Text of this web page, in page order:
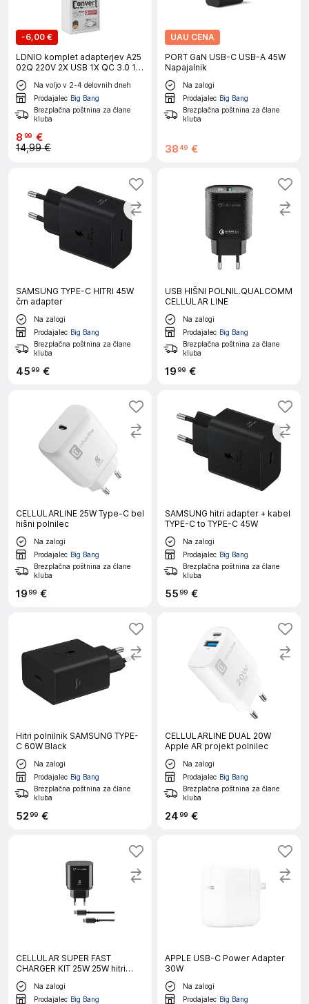
-6,00 €
LDNIO komplet adapterjev A25
02Q 220V 2X USB 1X QC 3.0 1X
2,4A + micro kabel
Na voljo v 2-4 delovnih dneh
Prodajalec Big Bang
Brezplačna poštnina za člane
kluba
8 99 €
14,99 €
UAU CENA
PORT GaN USB-C USB-A 45W
Napajalnik
Na zalogi
Prodajalec Big Bang
Brezplačna poštnina za člane
kluba
3849 €
SAMSUNG TYPE-C HITRI 45W
črn adapter
Na zalogi
Prodajalec Big Bang
Brezplačna poštnina za člane
kluba
4599 €
USB HIŠNI POLNIL.QUALCOMM
CELLULAR LINE
Na zalogi
Prodajalec Big Bang
Brezplačna poštnina za člane
kluba
1999 €
CELLULARLINE 25W Type-C bel
hišni polnilec
Na zalogi
Prodajalec Big Bang
Brezplačna poštnina za člane
kluba
1999 €
SAMSUNG hitri adapter + kabel
TYPE-C to TYPE-C 45W
Na zalogi
Prodajalec Big Bang
Brezplačna poštnina za člane
kluba
5599 €
Hitri polnilnik SAMSUNG TYPE-
C 60W Black
Na zalogi
Prodajalec Big Bang
Brezplačna poštnina za člane
kluba
5299 €
CELLULARLINE DUAL 20W
Apple AR projekt polnilec
Na zalogi
Prodajalec Big Bang
Brezplačna poštnina za člane
kluba
2499 €
CELLULAR SUPER FAST
CHARGER KIT 25W 25W hitri
hišni polnilec adapter + 100CM
USB-C v USB-C kabel črn
Na zalogi
Prodajalec Big Bang
APPLE USB-C Power Adapter
30W
Na zalogi
Prodajalec Big Bang